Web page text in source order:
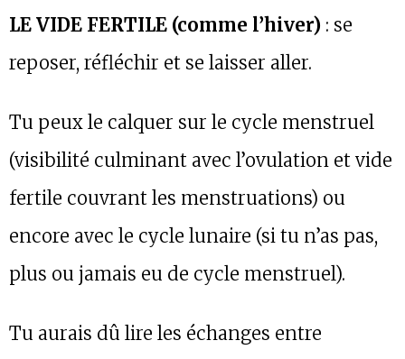
LE VIDE FERTILE (comme l’hiver) : se
reposer, réfléchir et se laisser aller.
Tu peux le calquer sur le cycle menstruel
(visibilité culminant avec l’ovulation et vide
fertile couvrant les menstruations) ou
encore avec le cycle lunaire (si tu n’as pas,
plus ou jamais eu de cycle menstruel).
Tu aurais dû lire les échanges entre